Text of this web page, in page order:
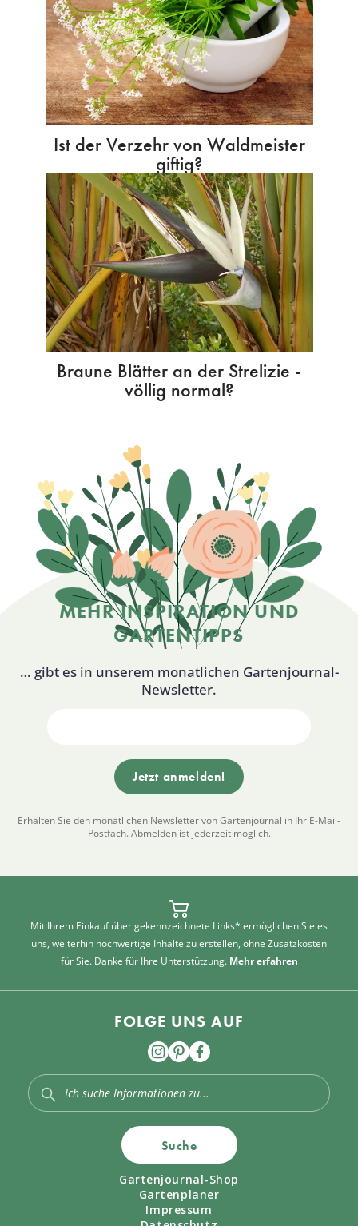
Ist der Verzehr von Waldmeister
giftig?
Braune Blätter an der Strelizie -
völlig normal?
MEHR INSPIRATION UND
GARTENTIPPS
… gibt es in unserem monatlichen Gartenjournal-
Newsletter.
Erhalten Sie den monatlichen Newsletter von Gartenjournal in Ihr E-Mail-
Postfach. Abmelden ist jederzeit möglich.
Mit Ihrem Einkauf über gekennzeichnete Links* ermöglichen Sie es
uns, weiterhin hochwertige Inhalte zu erstellen, ohne Zusatzkosten
für Sie. Danke für Ihre Unterstützung. Mehr erfahren
FOLGE UNS AUF
Suche
Gartenjournal-Shop
Gartenplaner
Impressum